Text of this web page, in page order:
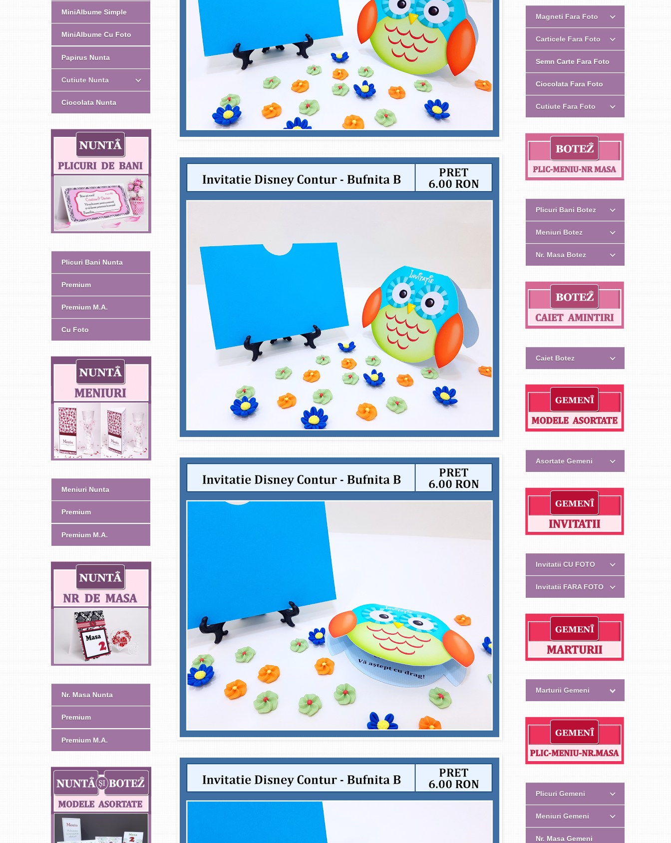
MiniAlbume Simple
MiniAlbume Cu Foto
Papirus Nunta
Cutiute Nunta
Ciocolata Nunta
Plicuri Bani Nunta
Premium
Premium M.A.
Cu Foto
Meniuri Nunta
Premium
Premium M.A.
Nr. Masa Nunta
Premium
Premium M.A.
Magneti Fara Foto
Carticele Fara Foto
Semn Carte Fara Foto
Ciocolata Fara Foto
Cutiute Fara Foto
Plicuri Bani Botez
Meniuri Botez
Nr. Masa Botez
Caiet Botez
Asortate Gemeni
Invitatii CU FOTO
Invitatii FARA FOTO
Marturii Gemeni
Plicuri Gemeni
Meniuri Gemeni
Nr. Masa Gemeni